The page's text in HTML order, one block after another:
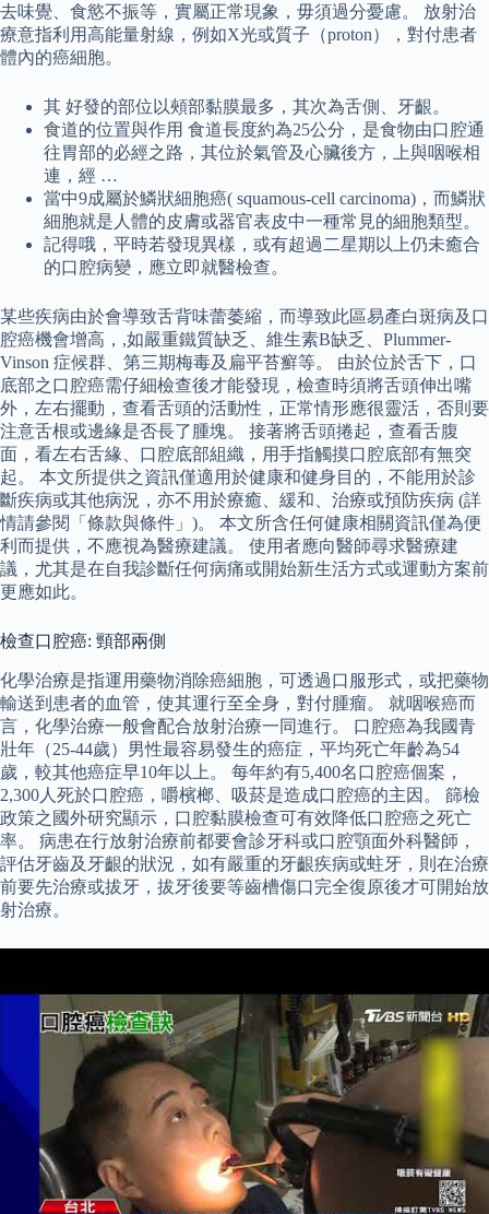
去味覺、食慾不振等，實屬正常現象，毋須過分憂慮。 放射治
療意指利用高能量射線，例如X光或質子（proton），對付患者
體內的癌細胞。
其 好發的部位以頰部黏膜最多，其次為舌側、牙齦。
食道的位置與作用 食道長度約為25公分，是食物由口腔通
往胃部的必經之路，其位於氣管及心臟後方，上與咽喉相
連，經 …
當中9成屬於鱗狀細胞癌( squamous-cell carcinoma)，而鱗狀
細胞就是人體的皮膚或器官表皮中一種常見的細胞類型。
記得哦，平時若發現異樣，或有超過二星期以上仍未癒合
的口腔病變，應立即就醫檢查。
某些疾病由於會導致舌背味蕾萎縮，而導致此區易產白斑病及口
腔癌機會增高，,如嚴重鐵質缺乏、維生素B缺乏、Plummer-
Vinson 症候群、第三期梅毒及扁平苔癬等。 由於位於舌下，口
底部之口腔癌需仔細檢查後才能發現，檢查時須將舌頭伸出嘴
外，左右擺動，查看舌頭的活動性，正常情形應很靈活，否則要
注意舌根或邊緣是否長了腫塊。 接著將舌頭捲起，查看舌腹
面，看左右舌緣、口腔底部組織，用手指觸摸口腔底部有無突
起。 本文所提供之資訊僅適用於健康和健身目的，不能用於診
斷疾病或其他病況，亦不用於療癒、緩和、治療或預防疾病 (詳
情請參閱「條款與條件」)。 本文所含任何健康相關資訊僅為便
利而提供，不應視為醫療建議。 使用者應向醫師尋求醫療建
議，尤其是在自我診斷任何病痛或開始新生活方式或運動方案前
更應如此。
檢查口腔癌: 頸部兩側
化學治療是指運用藥物消除癌細胞，可透過口服形式，或把藥物
輸送到患者的血管，使其運行至全身，對付腫瘤。 就咽喉癌而
言，化學治療一般會配合放射治療一同進行。 口腔癌為我國青
壯年（25-44歲）男性最容易發生的癌症，平均死亡年齡為54
歲，較其他癌症早10年以上。 每年約有5,400名口腔癌個案，
2,300人死於口腔癌，嚼檳榔、吸菸是造成口腔癌的主因。 篩檢
政策之國外研究顯示，口腔黏膜檢查可有效降低口腔癌之死亡
率。 病患在行放射治療前都要會診牙科或口腔顎面外科醫師，
評估牙齒及牙齦的狀況，如有嚴重的牙齦疾病或蛀牙，則在治療
前要先治療或拔牙，拔牙後要等齒槽傷口完全復原後才可開始放
射治療。